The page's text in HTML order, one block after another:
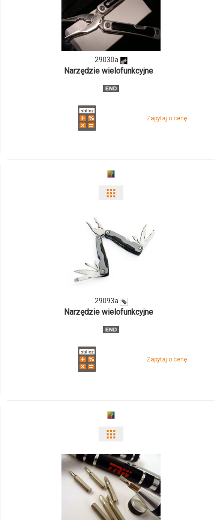
produktu
29030a
29030a
Narzędzie wielofunkcyjne
Zapytaj o cenę
i
ilości
29093a
Narzędzie wielofunkcyjne
Zapytaj o cenę
odmiany
i
ilości
produktu